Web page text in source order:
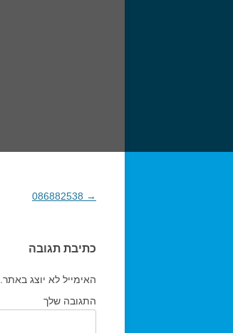
ניווט בפוסטים
→
כתיבת תגובה
האימייל לא יוצג באתר.
התגובה שלך